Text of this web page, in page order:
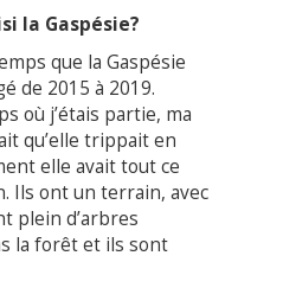
la Gaspésie?
que la Gaspésie
de 2015 à 2019.
où j’étais partie, ma
qu’elle trippait en
elle avait tout ce
Ils ont un terrain, avec
plein d’arbres
la forêt et ils sont